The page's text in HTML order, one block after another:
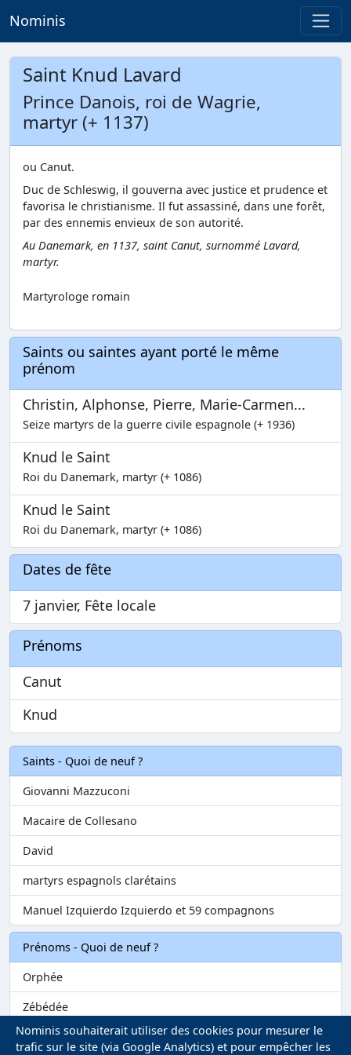
Nominis
Saint Knud Lavard
Prince Danois, roi de Wagrie,
martyr (+ 1137)
ou Canut.
Duc de Schleswig, il gouverna avec justice et prudence et
favorisa le christianisme. Il fut assassiné, dans une forêt,
par des ennemis envieux de son autorité.
Au Danemark, en 1137, saint Canut, surnommé Lavard,
martyr.
Martyrologe romain
Saints ou saintes ayant porté le même
prénom
Christin, Alphonse, Pierre, Marie-Carmen...
Seize martyrs de la guerre civile espagnole (+ 1936)
Knud le Saint
Roi du Danemark, martyr (+ 1086)
Knud le Saint
Roi du Danemark, martyr (+ 1086)
Dates de fête
7 janvier, Fête locale
Prénoms
Canut
Knud
Saints - Quoi de neuf ?
Giovanni Mazzuconi
Macaire de Collesano
David
martyrs espagnols clarétains
Manuel Izquierdo Izquierdo et 59 compagnons
Prénoms - Quoi de neuf ?
Orphée
Zébédée
Melvil
Nominis souhaiterait utiliser des cookies pour mesurer le
trafic sur le site (via Google Analytics) et pour empêcher les